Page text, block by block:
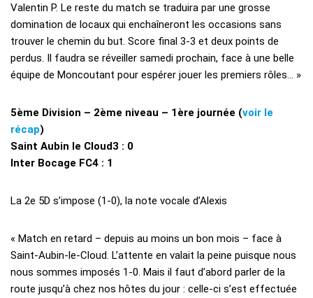
Valentin P. Le reste du match se traduira par une grosse
domination de locaux qui enchaîneront les occasions sans
trouver le chemin du but. Score final 3-3 et deux points de
perdus. Il faudra se réveiller samedi prochain, face à une belle
équipe de Moncoutant pour espérer jouer les premiers rôles… »
5ème Division – 2ème niveau – 1ère journée (voir le
récap)
Saint Aubin le Cloud3 : 0
Inter Bocage FC4 : 1
La 2e 5D s’impose (1-0), la note vocale d’Alexis
« Match en retard – depuis au moins un bon mois – face à
Saint-Aubin-le-Cloud. L’attente en valait la peine puisque nous
nous sommes imposés 1-0. Mais il faut d’abord parler de la
route jusqu’à chez nos hôtes du jour : celle-ci s’est effectuée